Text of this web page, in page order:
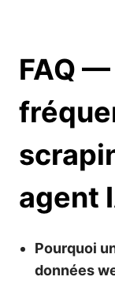
FAQ
agent
Pourquoi
données